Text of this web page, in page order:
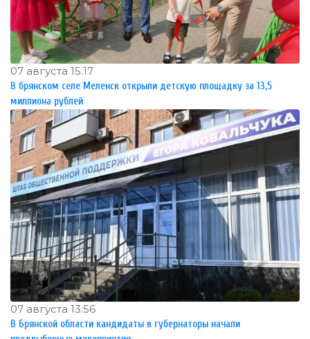
07 августа 15:17
В брянском селе Меленск открыли детскую площадку за 13,5
миллиона рублей
07 августа 13:56
В Брянской области кандидаты в губернаторы начали